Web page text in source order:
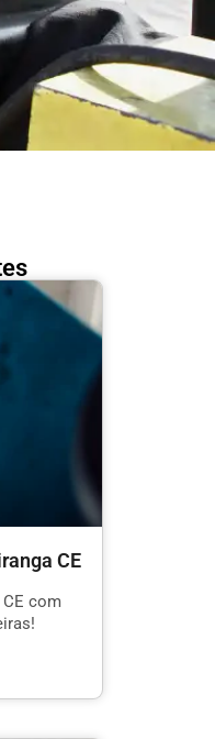
CE
com